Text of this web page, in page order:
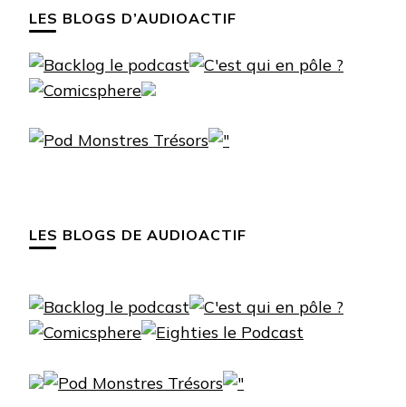
LES BLOGS D’AUDIOACTIF
LES BLOGS DE AUDIOACTIF